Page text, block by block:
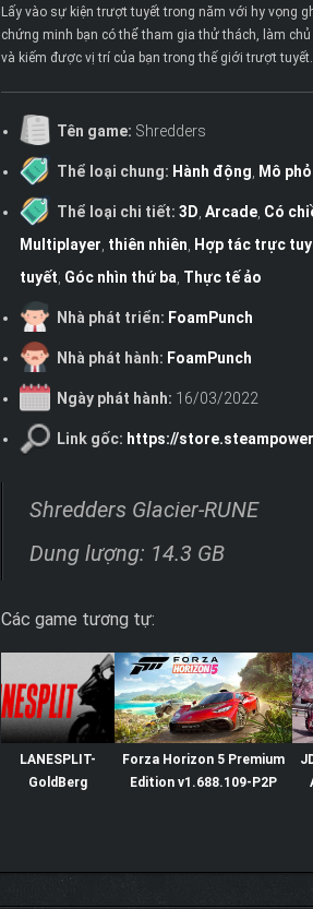
Lấy vào sự kiện trượt tuyết trong năm với hy vọng
chứng minh bạn có thể tham gia thử thách, làm
và kiếm được vị trí của bạn trong thế giới trượt tuyết.
Tên game: Shredders
Thể loại chung: Hành động, Mô
Thể loại chi tiết: 3D, Arcade, Có
Multiplayer, thiên nhiên, Hợp tác trực
tuyết, Góc nhìn thứ ba, Thực tế ảo
Nhà phát triển: FoamPunch
Nhà phát hành: FoamPunch
Ngày phát hành: 16/03/2022
Link gốc: https://
Shredders Glacier-RUNE
Dung lượng: 14.3 GB
Các game tương tự:
LANESPLIT-
GoldBerg
Forza Horizon 5 Premium
Edition v1.688.109-P2P